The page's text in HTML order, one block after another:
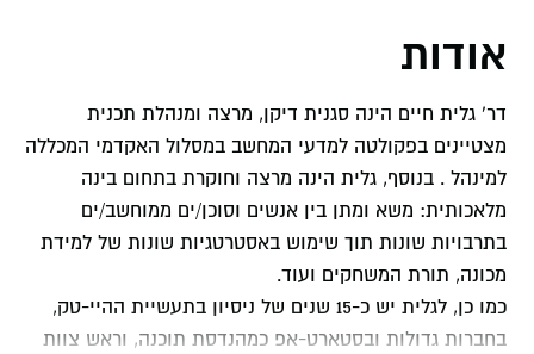
אודות
דר' גלית חיים הינה סגנית דיקן, מרצה ומנהלת תכנית
מצטיינים בפקולטה למדעי המחשב במסלול האקדמי המכללה
למינהל . בנוסף, גלית הינה מרצה וחוקרת בתחום בינה
מלאכותית: משא ומתן בין אנשים וסוכן/ים ממוחשב/ים
בתרבויות שונות תוך שימוש באסטרטגיות שונות של למידת
מכונה, תורת המשחקים ועוד.
כמו כן, לגלית יש כ-15 שנים של ניסיון בתעשיית ההיי-טק,
בחברות גדולות ובסטארט-אפ כמהנדסת תוכנה, וראש צוות